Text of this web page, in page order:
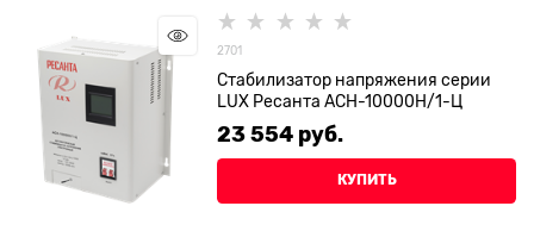
2701
Стабилизатор напряжения серии
LUX Ресанта АСН-10000Н/1-Ц
23 554 руб.
КУПИТЬ